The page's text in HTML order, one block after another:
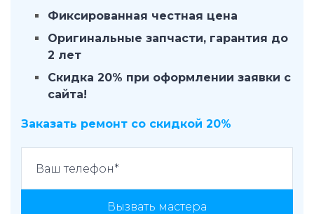
Фиксированная честная цена
Оригинальные запчасти, гарантия до
2 лет
Скидка 20% при оформлении заявки с
сайта!
Заказать ремонт со скидкой 20%
Вызвать мастера